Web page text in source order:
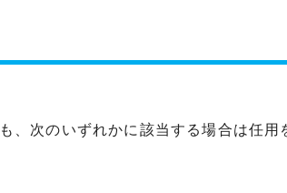
、次のいずれかに該当する場合は任